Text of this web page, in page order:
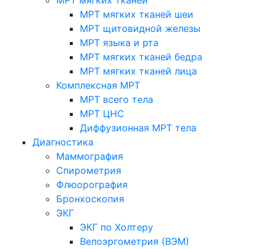
МРТ мягких тканей шеи
МРТ щитовидной железы
МРТ языка и рта
МРТ мягких тканей бедра
МРТ мягких тканей лица
Комплексная МРТ
МРТ всего тела
МРТ ЦНС
Диффузионная МРТ тела
Диагностика
Маммография
Спирометрия
Флюорография
Бронхоскопия
ЭКГ
ЭКГ по Холтеру
Велоэргометрия (ВЭМ)